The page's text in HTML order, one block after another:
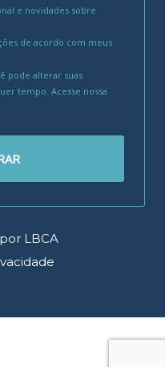
e novidades sobre
de acordo com meus
pode alterar suas
tempo. Acesse nossa
LBCA